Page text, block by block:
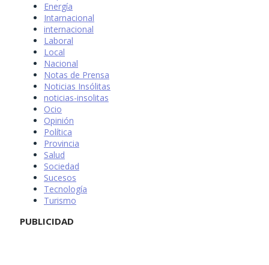
Energía
Intarnacional
internacional
Laboral
Local
Nacional
Notas de Prensa
Noticias Insólitas
noticias-insolitas
Ocio
Opinión
Política
Provincia
Salud
Sociedad
Sucesos
Tecnología
Turismo
PUBLICIDAD